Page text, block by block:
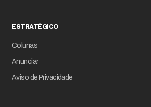
ESTRATÉGICO
Colunas
Anunciar
Aviso de Privacidade